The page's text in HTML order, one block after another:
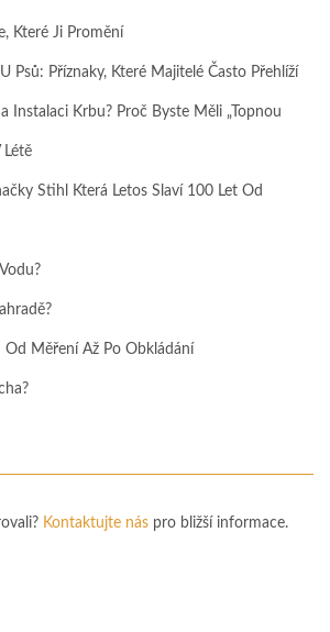
Které Ji Promění
Psů: Příznaky, Které Majitelé Často Přehlíží
Instalaci Krbu? Proč Byste Měli „topnou
Létě
Stihl Která Letos Slaví 100 Let Od
Od Měření Až Po Obkládání
Kontaktujte nás pro bližší informace.